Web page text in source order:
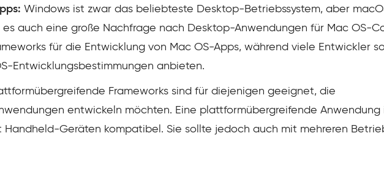
Windows ist zwar das beliebteste Desktop-Betriebssystem, aber
auch eine große Nachfrage nach Desktop-Anwendungen für Mac OS-
für die Entwicklung von Mac OS-Apps, während viele Entwickler
Entwicklungsbestimmungen anbieten.
Frameworks sind für diejenigen geeignet, die
entwickeln möchten. Eine plattformübergreifende Anwendung
Geräten kompatibel. Sie sollte jedoch auch mit mehreren